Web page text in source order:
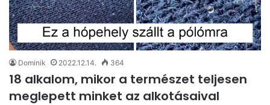
Dominik 2022.12.14. 364
18 alkalom, mikor a természet teljesen
meglepett minket az alkotásaival